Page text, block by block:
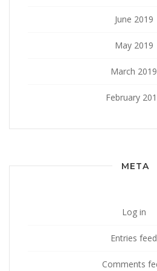
June 2019
May 2019
March 2019
February
META
Log in
Entries feed
Comments